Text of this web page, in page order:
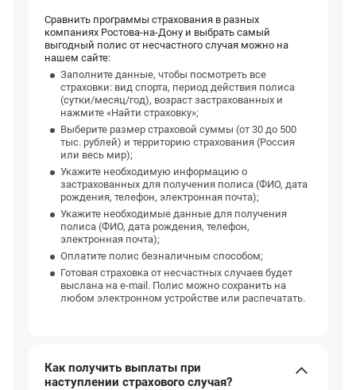
Сравнить программы страхования в разных
компаниях Ростова-на-Дону и выбрать самый
выгодный полис от несчастного случая можно на
нашем сайте:
Заполните данные, чтобы посмотреть все
страховки: вид спорта, период действия полиса
(сутки/месяц/год), возраст застрахованных и
нажмите «Найти страховку»;
Выберите размер страховой суммы (от 30 до 500
тыс. рублей) и территорию страхования (Россия
или весь мир);
Укажите необходимую информацию о
застрахованных для получения полиса (ФИО, дата
рождения, телефон, электронная почта);
Укажите необходимые данные для получения
полиса (ФИО, дата рождения, телефон,
электронная почта);
Оплатите полис безналичным способом;
Готовая страховка от несчастных случаев будет
выслана на e-mail. Полис можно сохранить на
любом электронном устройстве или распечатать.
Как получить выплаты при
наступлении страхового случая?